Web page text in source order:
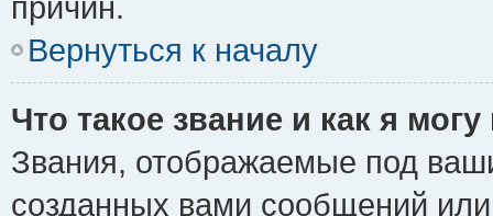
Вернуться к началу
Что такое звание и как я
Звания, отображаемые под
созданных вами сообщений